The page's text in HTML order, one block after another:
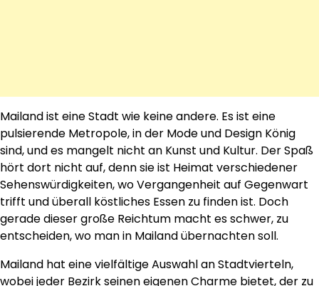
Mailand ist eine Stadt wie keine andere. Es ist eine
pulsierende Metropole, in der Mode und Design König
sind, und es mangelt nicht an Kunst und Kultur. Der Spaß
hört dort nicht auf, denn sie ist Heimat verschiedener
Sehenswürdigkeiten, wo Vergangenheit auf Gegenwart
trifft und überall köstliches Essen zu finden ist. Doch
gerade dieser große Reichtum macht es schwer, zu
entscheiden, wo man in Mailand übernachten soll.
Mailand hat eine vielfältige Auswahl an Stadtvierteln,
wobei jeder Bezirk seinen eigenen Charme bietet, der zu